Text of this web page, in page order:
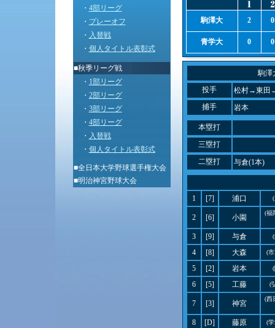
・ 4部リーグ
・ プレーオフ
・ 入替戦
・ 個人タイトル表彰式
■秋季リーグ戦
・ 1部リーグ
・ 2部リーグ
・ 3部リーグ
・ 4部リーグ
・ 入替戦
・ 個人タイトル表彰式
■全日本大学野球選手権大会
■明治神宮野球大会
駒澤大 2 0
青学大 0 0
駒澤
投手
松村→東田
捕手
岩本
本塁打
三塁打
二塁打
与倉(1本)
1 [7] 浦口
2 [6] 小園
(福
3 [9] 与倉
4 [8] 大森 (
5 [2] 岩本
6 [5] 工藤 (
7 [3] 神宮
(西
8 [D] 藤原 (